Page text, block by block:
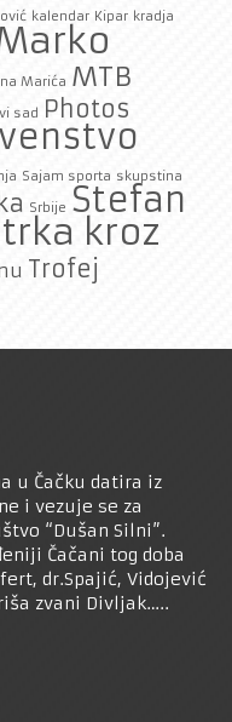
kalendar Kipar kradja
Marića MTB
sad Photos
Sajam sporta skupstina
Srbije Stefan
trka kroz
Trofej
u Čačku datira iz
i vezuje se za
“Dušan Silni”.
Čačani tog doba
dr.Spajić, Vidojević
zvani Divljak…..